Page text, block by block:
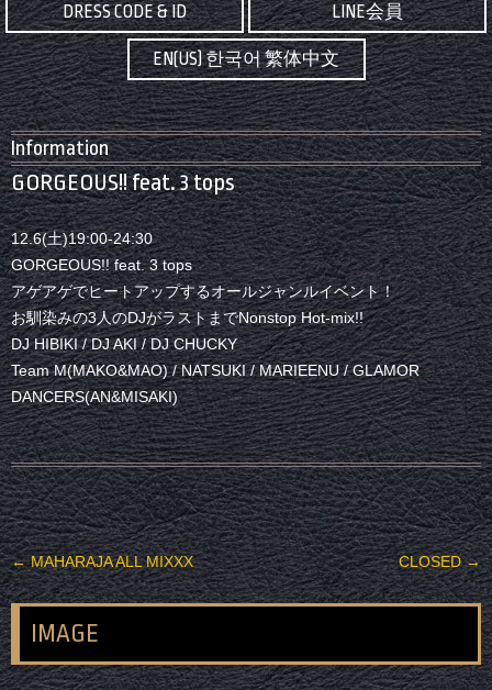
DRESS CODE & ID LINE会員
EN(US) 한국어 繁体中文
Information
GORGEOUS!! feat. 3 tops
12.6(土)19:00-24:30
GORGEOUS!! feat. 3 tops
アゲアゲでヒートアップするオールジャンルイベント！
お馴染みの3人のDJがラストまでNonstop Hot-mix!!
DJ HIBIKI / DJ AKI / DJ CHUCKY
Team M(MAKO&MAO) / NATSUKI / MARIEENU / GLAMOR
DANCERS(AN&MISAKI)
投稿ナビゲーション
←MAHARAJA ALL MIXXX CLOSED→
IMAGE